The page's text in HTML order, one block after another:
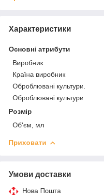
Характеристики
Основні атрибути
Виробник
Країна виробник
Оброблювані культури.
Оброблювані культури
Розмір
Об'єм, мл
Приховати
Умови доставки
Нова Пошта